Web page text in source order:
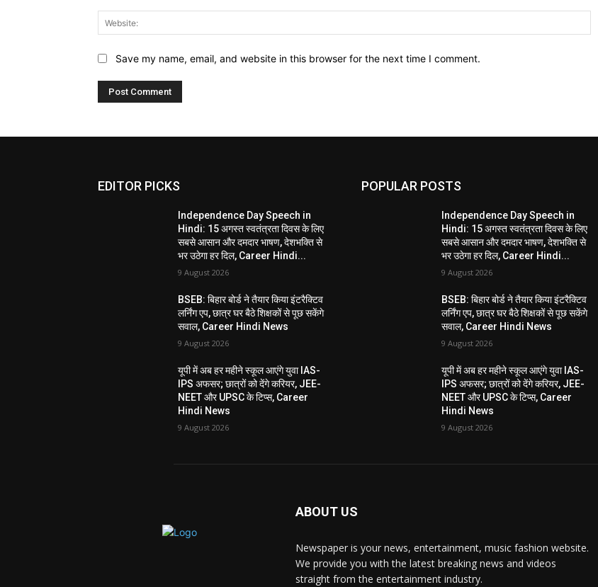
Save my name, email, and website in this browser for the next time I comment.
EDITOR PICKS
Independence Day Speech in
Hindi: 15 अगस्त स्वतंत्रता दिवस के लिए
सबसे आसान और दमदार भाषण, देशभक्ति से
भर उठेगा हर दिल, Career Hindi...
9 August 2026
BSEB: बिहार बोर्ड ने तैयार किया इंटरैक्टिव
लर्निंग एप, छात्र घर बैठे शिक्षकों से पूछ सकेंगे
सवाल, Career Hindi News
9 August 2026
यूपी में अब हर महीने स्कूल आएंगे युवा IAS-
IPS अफसर; छात्रों को देंगे करियर, JEE-
NEET और UPSC के टिप्स, Career
Hindi News
9 August 2026
POPULAR POSTS
Independence Day Speech in
Hindi: 15 अगस्त स्वतंत्रता दिवस के लिए
सबसे आसान और दमदार भाषण, देशभक्ति से
भर उठेगा हर दिल, Career Hindi...
9 August 2026
BSEB: बिहार बोर्ड ने तैयार किया इंटरैक्टिव
लर्निंग एप, छात्र घर बैठे शिक्षकों से पूछ सकेंगे
सवाल, Career Hindi News
9 August 2026
यूपी में अब हर महीने स्कूल आएंगे युवा IAS-
IPS अफसर; छात्रों को देंगे करियर, JEE-
NEET और UPSC के टिप्स, Career
Hindi News
9 August 2026
ABOUT US
Newspaper is your news, entertainment, music fashion website.
We provide you with the latest breaking news and videos
straight from the entertainment industry.